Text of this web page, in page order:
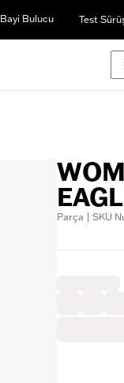
Bayi Bulucu Test
Parça | SKU